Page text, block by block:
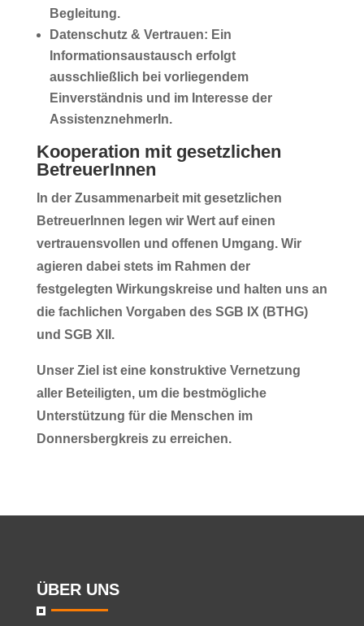
Begleitung.
Datenschutz & Vertrauen: Ein
Informationsaustausch erfolgt
ausschließlich bei vorliegendem
Einverständnis und im Interesse der
AssistenznehmerIn.
Kooperation mit gesetzlichen
BetreuerInnen
In der Zusammenarbeit mit gesetzlichen
BetreuerInnen legen wir Wert auf einen
vertrauensvollen und offenen Umgang. Wir
agieren dabei stets im Rahmen der
festgelegten Wirkungskreise und halten uns an
die fachlichen Vorgaben des SGB IX (BTHG)
und SGB XII .
Unser Ziel ist eine konstruktive Vernetzung
aller Beteiligten, um die bestmögliche
Unterstützung für die Menschen im
Donnersbergkreiszu erreichen.
ÜBER UNS